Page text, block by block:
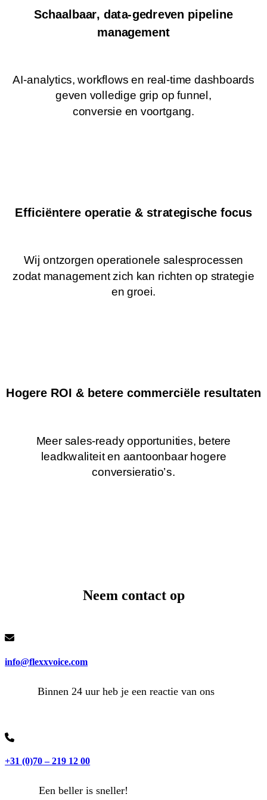
Schaalbaar, data-gedreven pipeline
management
AI-analytics, workflows en real-time dashboards
geven volledige grip op funnel,
conversie en voortgang.
Efficiëntere operatie & strategische focus
Wij ontzorgen operationele salesprocessen
zodat management zich kan richten op strategie
en groei.
Hogere ROI & betere commerciële resultaten
Meer sales-ready opportunities, betere
leadkwaliteit en aantoonbaar hogere
conversieratio’s.
Neem contact op
info@flexxvoice.com
Binnen 24 uur heb je een reactie van ons
+31 (0)70 – 219 12 00
Een beller is sneller!